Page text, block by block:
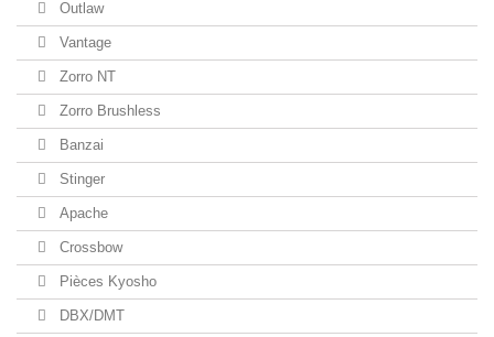
Outlaw
Vantage
Zorro NT
Zorro Brushless
Banzai
Stinger
Apache
Crossbow
Pièces Kyosho
DBX/DMT